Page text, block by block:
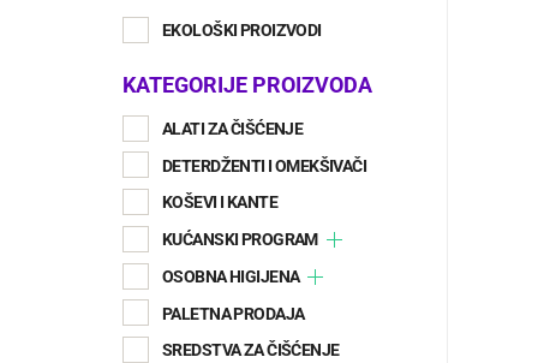
EKOLOŠKI PROIZVODI
KATEGORIJE PROIZVODA
ALATI ZA ČIŠĆENJE
DETERDŽENTI I OMEKŠIVAČI
KOŠEVI I KANTE
KUĆANSKI PROGRAM
OSOBNA HIGIJENA
PALETNA PRODAJA
SREDSTVA ZA ČIŠĆENJE